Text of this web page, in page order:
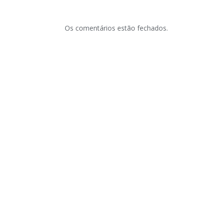
Os comentários estão fechados.